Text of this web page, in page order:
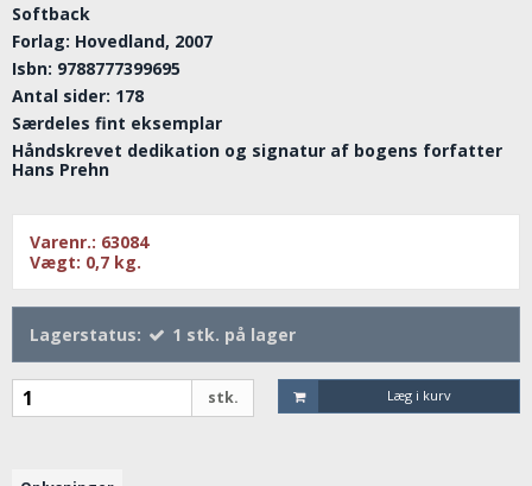
Softback
Forlag: Hovedland, 2007
Isbn: 9788777399695
Antal sider: 178
Særdeles fint eksemplar
Håndskrevet dedikation og signatur af bogens forfatter
Hans Prehn
Varenr.: 63084
Vægt: 0,7 kg.
Lagerstatus: 1 stk. på lager
stk. Læg i kurv